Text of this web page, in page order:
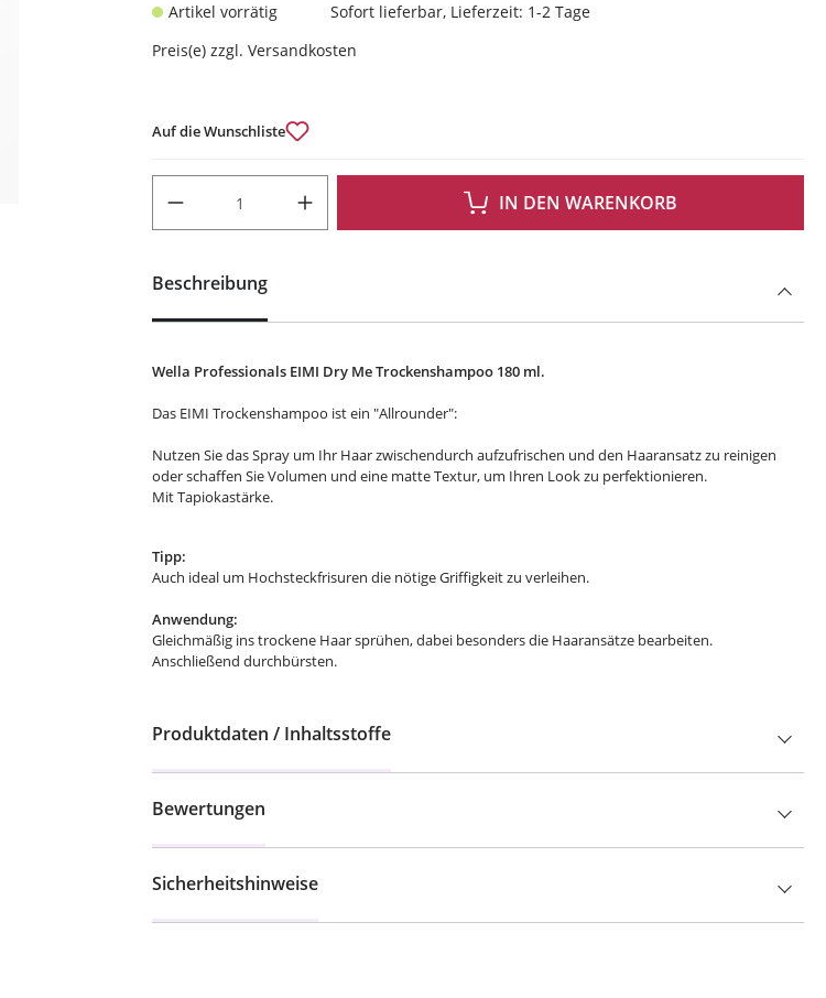
Artikel vorrätig
Sofort lieferbar, Lieferzeit: 1-2 Tage
Preis(e) zzgl. Versandkosten
Auf die Wunschliste
IN DEN WARENKORB
Beschreibung
Wella Professionals EIMI Dry Me Trockenshampoo 180 ml.
Das EIMI Trockenshampoo ist ein "Allrounder":
Nutzen Sie das Spray um Ihr Haar zwischendurch aufzufrischen und den Haaransatz zu reinigen
oder schaffen Sie Volumen und eine matte Textur, um Ihren Look zu perfektionieren.
Mit Tapiokastärke.
Tipp:
Auch ideal um Hochsteckfrisuren die nötige Griffigkeit zu verleihen.
Anwendung:
Gleichmäßig ins trockene Haar sprühen, dabei besonders die Haaransätze bearbeiten.
Anschließend durchbürsten.
Produktdaten / Inhaltsstoffe
Bewertungen
Sicherheitshinweise